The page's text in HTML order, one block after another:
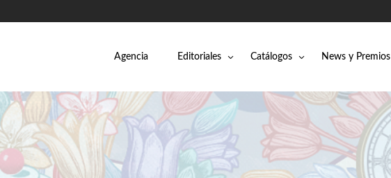
Agencia Editoriales Catálogos News y Premios